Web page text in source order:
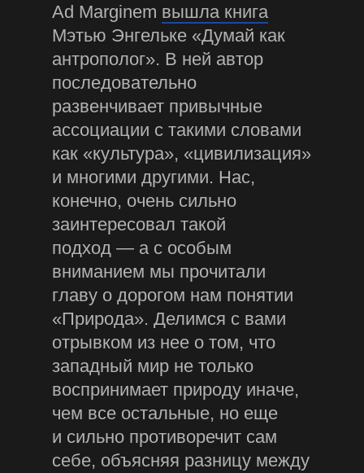
Ad Marginem вышла книга
Мэтью Энгельке «Думай как
антрополог». В ней автор
последовательно
развенчивает привычные
ассоциации с такими словами
как «культура», «цивилизация»
и многими другими. Нас,
конечно, очень сильно
заинтересовал такой
подход — а с особым
вниманием мы прочитали
главу о дорогом нам понятии
«Природа». Делимся с вами
отрывком из нее о том, что
западный мир не только
воспринимает природу иначе,
чем все остальные, но еще
и сильно противоречит сам
себе, объясняя разницу между